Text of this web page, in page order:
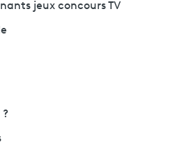
jeux concours TV
?